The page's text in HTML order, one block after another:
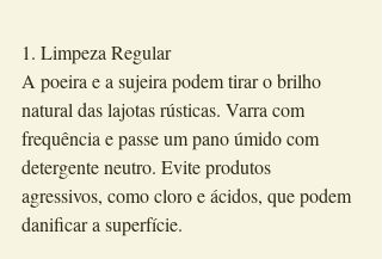
1. Limpeza Regular
A poeira e a sujeira podem tirar o brilho
natural das lajotas rústicas. Varra com
frequência e passe um pano úmido com
detergente neutro. Evite produtos
agressivos, como cloro e ácidos, que podem
danificar a superfície.